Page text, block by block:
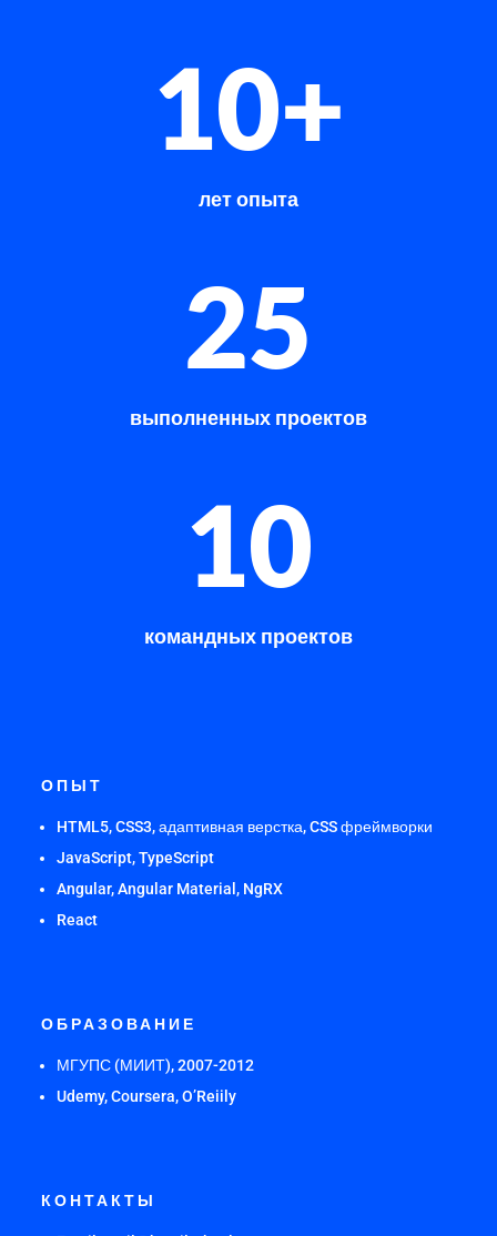
10+
лет опыта
25
выполненных проектов
10
командных проектов
ОПЫТ
HTML5, CSS3, адаптивная верстка, CSS фреймворки
JavaScript, TypeScript
Angular, Angular Material, NgRX
React
ОБРАЗОВАНИЕ
МГУПС (МИИТ), 2007-2012
Udemy, Coursera, O’Reiily
КОНТАКТЫ